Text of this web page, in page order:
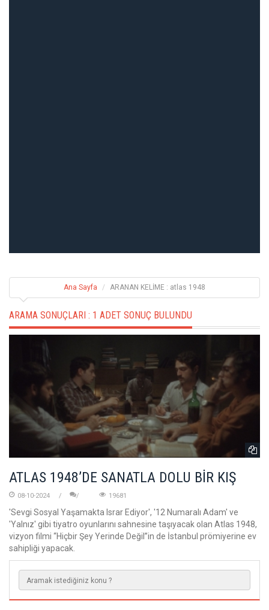
Ana Sayfa ARANAN KELİME : atlas 1948
ARAMA SONUÇLARI : 1 ADET SONUÇ BULUNDU
ATLAS 1948’DE SANATLA DOLU BİR KIŞ
08-10-2024 19681
'Sevgi Sosyal Yaşamakta Israr Ediyor', '12 Numaralı Adam' ve
'Yalnız' gibi tiyatro oyunlarını sahnesine taşıyacak olan Atlas 1948,
vizyon filmi “Hiçbir Şey Yerinde Değil’’in de İstanbul prömiyerine ev
sahipliği yapacak.